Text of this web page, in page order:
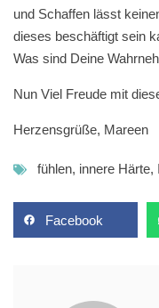
und Schaffen lässt
dieses beschäftigt sein
Was sind Deine
Nun Viel Freude mit
Herzensgrüße, Mareen
fühlen, innere Härte,
Facebook